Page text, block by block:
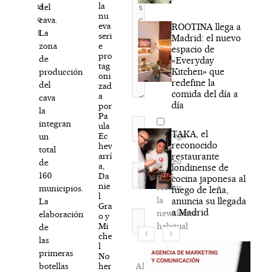
ri
o
s
del
cava.
La
zona
de
producción
del
cava
la
integran
un
total
de
160
municipios.
La
elaboración
de
las
primeras
botellas
la
nu
eva
seri
e
pro
tag
oni
zad
a
por
Pa
ula
Ec
hev
arrí
a,
Da
nie
l
Gra
o y
Mi
che
l
No
her
Nombre*
Correo
electrónico*
Agréga
mi
correo
para
recibir
la
newsletter
habitual
Al
ROOTINA llega a
Madrid: el nuevo
espacio de
«Everyday
Kitchen» que
redefine la
comida del día a
día
TAKA, el
reconocido
restaurante
londinense de
cocina japonesa al
fuego de leña,
anuncia su llegada
a Madrid